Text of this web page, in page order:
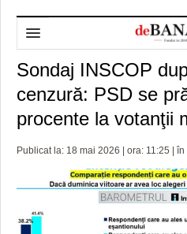
HOME
DESPRE NOI
POLITICA DE
ADMINISTRAȚIE
PREFECTURA TIMIŞ
POLI TIMISOARA
FOTBAL JUDETEAN
DOSARELE DEBANAT
TIMP LIBER ȘI CULTURĂ
Sondaj INSCOP
cenzură: PSD se
procente la votanţii
Publicat la: 18 mai 2026 | ora: 11:25 | în